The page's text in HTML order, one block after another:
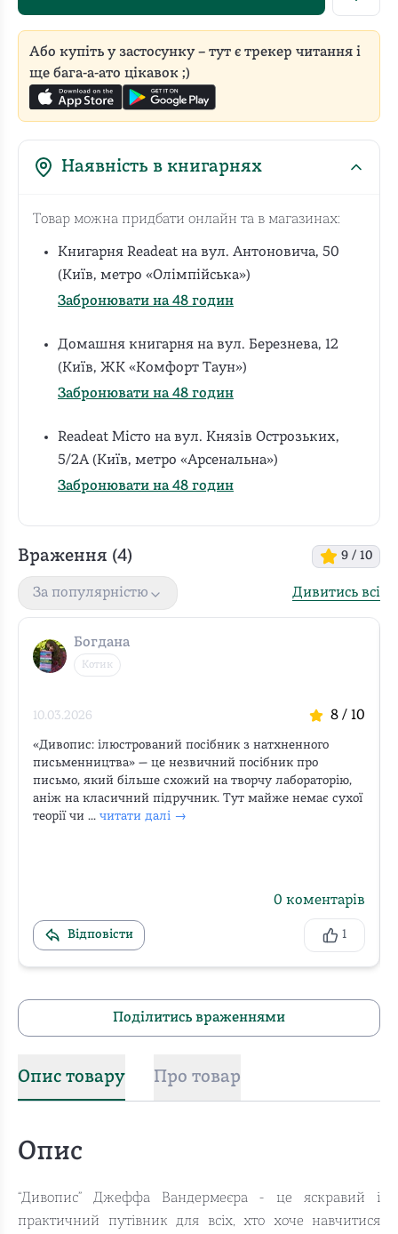
Або купіть у застосунку – тут є трекер читання і
ще бага-а-ато цікавок ;)
Наявність в книгарнях
Товар можна придбати онлайн та в магазинах:
Книгарня Readeat на вул. Антоновича, 50
(Київ, метро «Олімпійська»)
Забронювати на 48 годин
Домашня книгарня на вул. Березнева, 12
(Київ, ЖК «Комфорт Таун»)
Забронювати на 48 годин
Readeat Місто на вул. Князів Острозьких,
5/2А (Київ, метро «Арсенальна»)
Забронювати на 48 годин
Враження (4) 9 / 10
За популярністю Дивитись всі
Богдана
Котик
10.03.2026 8 / 10
«Дивопис: ілюстрований посібник з натхненного
письменництва» — це незвичний посібник про
письмо, який більше схожий на творчу лабораторію,
аніж на класичний підручник. Тут майже немає сухої
теорії чи ... читати далі →
0 коментарів
Відповісти 1
Поділитись враженнями
Опис товару Про товар
Опис
“Дивопис” Джеффа Вандермеєра - це яскравий і
практичний путівник для всіх, хто хоче навчитися